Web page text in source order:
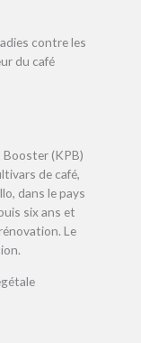
contre les
du café
(KPB)
de café,
dans le pays
six ans et
Le